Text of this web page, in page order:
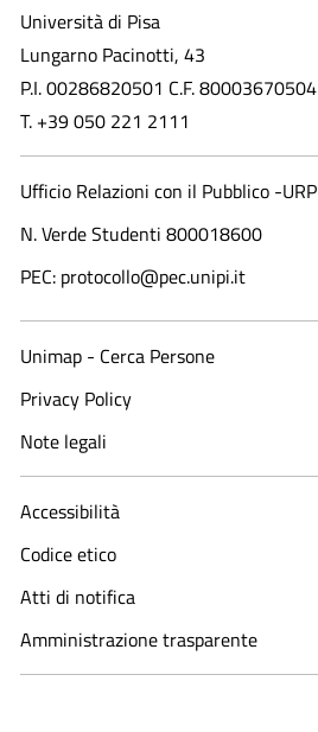
Università di Pisa
Lungarno Pacinotti, 43
P.I. 00286820501 C.F. 80003670504
T. +39 050 221 2111
Ufficio Relazioni con il Pubblico -URP
N. Verde Studenti 800018600​
PEC: protocollo@pec.unipi.it
Unimap - Cerca Persone
Privacy Policy
Note legali
Accessibilità
Codice etico
Atti di notifica
Amministrazione trasparente